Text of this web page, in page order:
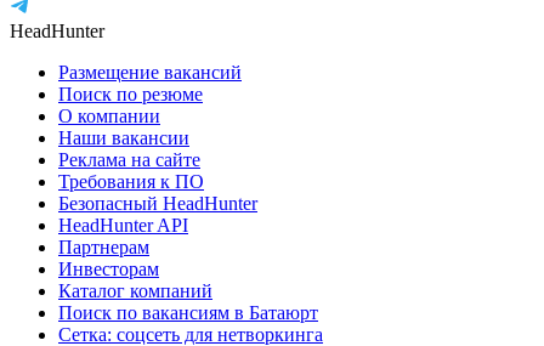
HeadHunter
Размещение вакансий
Поиск по резюме
О компании
Наши вакансии
Реклама на сайте
Требования к ПО
Безопасный HeadHunter
HeadHunter API
Партнерам
Инвесторам
Каталог компаний
Поиск по вакансиям в Батаюрт
Сетка: соцсеть для нетворкинга